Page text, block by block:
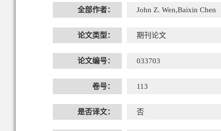
全部作者： John Z. Wen,Baixin Chen
论文类型： 期刊论文
论文编号： 033703
卷号： 113
是否译文： 否